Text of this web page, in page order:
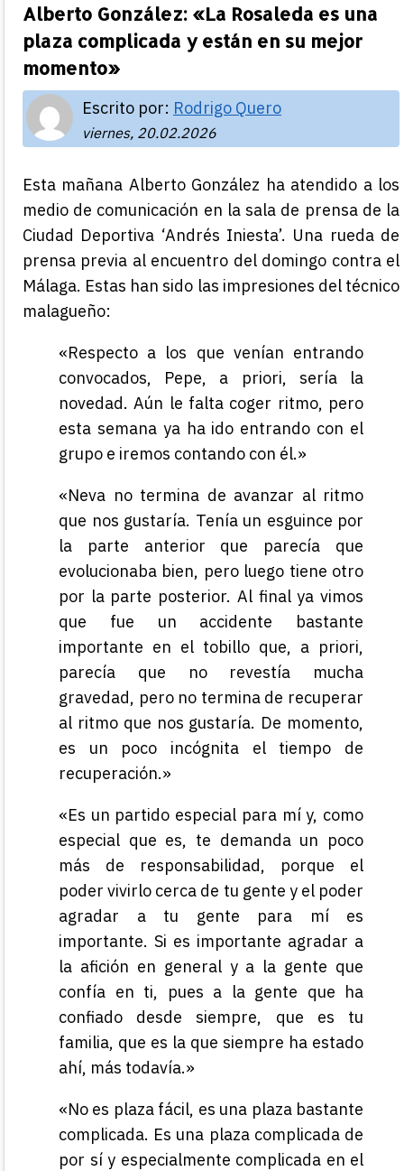
Alberto González: «La Rosaleda es una
plaza complicada y están en su mejor
momento»
Escrito por: Rodrigo Quero
viernes, 20.02.2026
Esta mañana Alberto González ha atendido a los
medio de comunicación en la sala de prensa de la
Ciudad Deportiva ‘Andrés Iniesta’. Una rueda de
prensa previa al encuentro del domingo contra el
Málaga. Estas han sido las impresiones del técnico
malagueño:
«Respecto a los que venían entrando
convocados, Pepe, a priori, sería la
novedad. Aún le falta coger ritmo, pero
esta semana ya ha ido entrando con el
grupo e iremos contando con él.»
«Neva no termina de avanzar al ritmo
que nos gustaría. Tenía un esguince por
la parte anterior que parecía que
evolucionaba bien, pero luego tiene otro
por la parte posterior. Al final ya vimos
que fue un accidente bastante
importante en el tobillo que, a priori,
parecía que no revestía mucha
gravedad, pero no termina de recuperar
al ritmo que nos gustaría. De momento,
es un poco incógnita el tiempo de
recuperación.»
«Es un partido especial para mí y, como
especial que es, te demanda un poco
más de responsabilidad, porque el
poder vivirlo cerca de tu gente y el poder
agradar a tu gente para mí es
importante. Si es importante agradar a
la afición en general y a la gente que
confía en ti, pues a la gente que ha
confiado desde siempre, que es tu
familia, que es la que siempre ha estado
ahí, más todavía.»
«No es plaza fácil, es una plaza bastante
complicada. Es una plaza complicada de
por sí y especialmente complicada en el